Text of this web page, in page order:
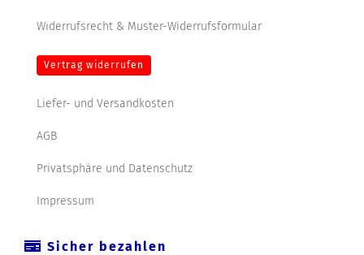
Widerrufsrecht & Muster-Widerrufsformular
Vertrag widerrufen
Liefer- und Versandkosten
AGB
Privatsphäre und Datenschutz
Impressum
Sicher bezahlen